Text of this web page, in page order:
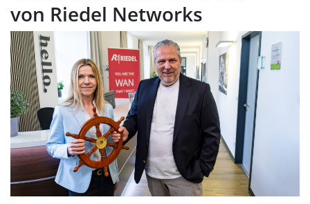
von Riedel Networks